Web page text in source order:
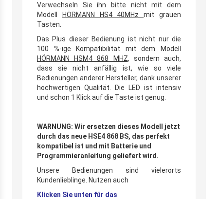
Verwechseln Sie ihn bitte nicht mit dem
Modell HÖRMANN HS4 40MHzmit grauen
Tasten.
Das Plus dieser Bedienung ist nicht nur die
100 %-ige Kompatibilität mit dem Modell
HÖRMANN HSM4 868 MHZ, sondern auch,
dass sie nicht anfällig ist, wie so viele
Bedienungen anderer Hersteller, dank unserer
hochwertigen Qualität. Die LED ist intensiv
und schon 1 Klick auf die Taste ist genug.
WARNUNG: Wir ersetzen dieses Modell jetzt
durch das neue HSE4 868 BS, das perfekt
kompatibel ist und mit Batterie und
Programmieranleitung geliefert wird.
Unsere Bedienungen sind vielerorts
Kundenlieblinge. Nutzen auch
Klicken Sie unten für das